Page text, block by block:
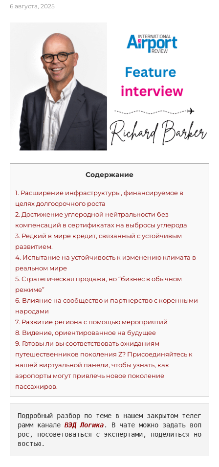
6 августа, 2025
Содержание
1. Расширение инфраструктуры, финансируемое в
целях долгосрочного роста
2. Достижение углеродной нейтральности без
компенсаций в сертификатах на выбросы углерода
3. Редкий в мире кредит, связанный с устойчивым
развитием.
4. Испытание на устойчивость к изменению климата в
реальном мире
5. Стратегическая продажа, но “бизнес в обычном
режиме”
6. Влияние на сообщество и партнерство с коренными
народами
7. Развитие региона с помощью мероприятий
8. Видение, ориентированное на будущее
9. Готовы ли вы соответствовать ожиданиям
путешественников поколения Z? Присоединяйтесь к
нашей виртуальной панели, чтобы узнать, как
аэропорты могут привлечь новое поколение
пассажиров.
Подробный разбор по теме в нашем закрытом телег
рамм канале ВЭД Логика. В чате можно задать воп
рос, посоветоваться с экспертами, поделиться но
востью.